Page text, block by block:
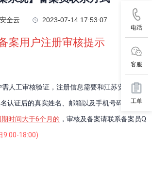
全云 2023-07-14 17:53:07
案用户注册审核提示
人工审核验证，注册信息需要和江苏安全云网
认证后的真实姓名、邮箱以及手机号码），ID
期时间大于6个月的 ，审核及备案请联系备案员Q
9:00-18:00)
电话
客服
工单